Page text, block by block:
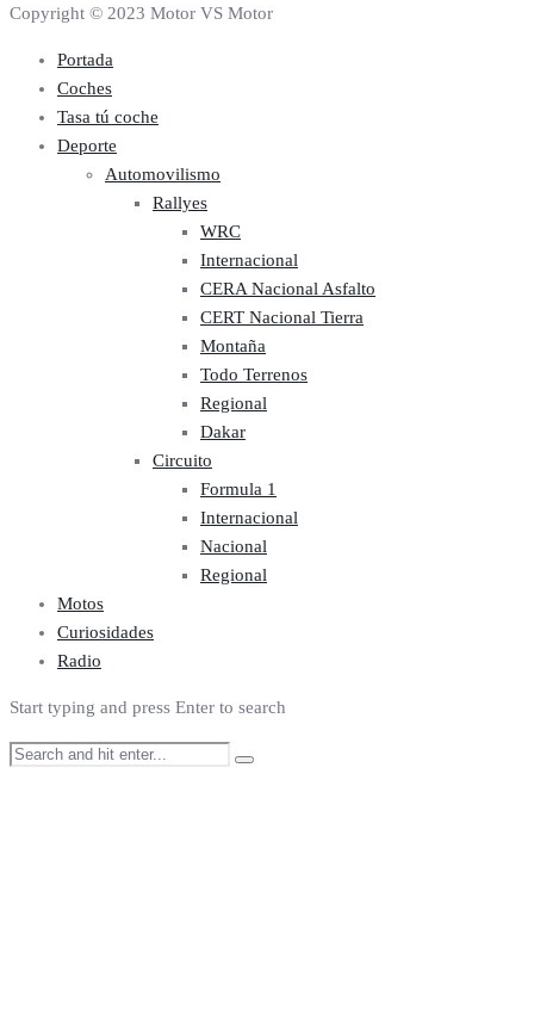
Copyright © 2023 Motor VS Motor
Portada
Coches
Tasa tú coche
Deporte
Automovilismo
Rallyes
WRC
Internacional
CERA Nacional Asfalto
CERT Nacional Tierra
Montaña
Todo Terrenos
Regional
Dakar
Circuito
Formula 1
Internacional
Nacional
Regional
Motos
Curiosidades
Radio
Start typing and press Enter to search